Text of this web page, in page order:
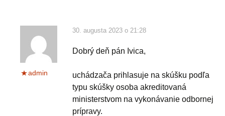
admin
30. augusta 2023 o 21:28
Dobrý deň pán Ivica,
uchádzača prihlasuje na skúšku podľa
typu skúšky osoba akreditovaná
ministerstvom na vykonávanie odbornej
prípravy.